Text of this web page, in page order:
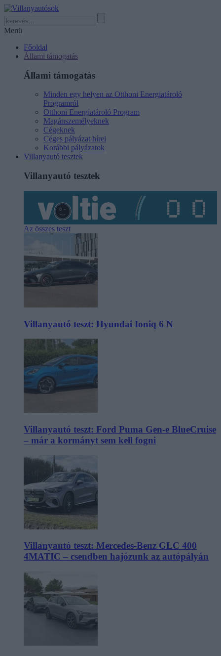
Menü
Főoldal
Állami támogatás
Állami támogatás
Minden egy helyen az Otthoni Energiatároló
Programról
Otthoni Energiatároló Program
Magánszemélyeknek
Cégeknek
Céges pályázat hírei
Korábbi pályázatok
Villanyautó tesztek
Villanyautó tesztek
Az összes teszt
Villanyautó teszt: Hyundai Ioniq 6 N
Villanyautó teszt: Ford Puma Gen-e BlueCruise
– már a kormányt sem kell fogni
Villanyautó teszt: Mercedes-Benz GLC 400
4MATIC – csendben hajózunk az autópályán